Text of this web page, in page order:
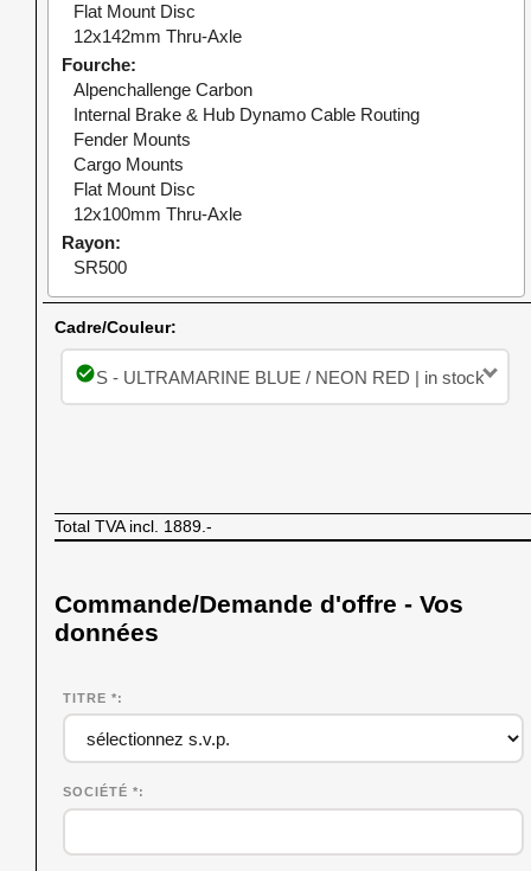
Flat Mount Disc
12x142mm Thru-Axle
Fourche
Alpenchallenge Carbon
Internal Brake & Hub Dynamo Cable Routing
Fender Mounts
Cargo Mounts
Flat Mount Disc
12x100mm Thru-Axle
Rayon
SR500
Cadre/Couleur:
check_circleS - ULTRAMARINE BLUE / NEON RED | in stock
Total TVA incl. 1889.-
Commande/Demande d'offre - Vos
données
TITRE *
SOCIÉTÉ *